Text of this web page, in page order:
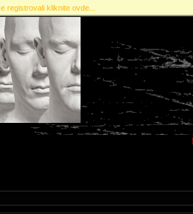
registrovali kliknite ovde...